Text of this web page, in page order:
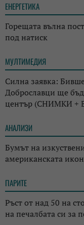
ЕНЕРГЕТИКА
Горещата вълна
под натиск
МУЛТИМЕДИЯ
Силна заявка:
Доброславци ще
център (СНИМКИ +
АНАЛИЗИ
Бумът на
американската
ПАРИТЕ
Ръст от над 50 на
на печалбата си за